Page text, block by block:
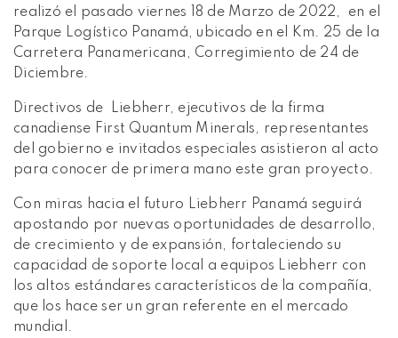
realizó el pasado viernes 18 de Marzo de 2022, en el
Parque Logístico Panamá, ubicado en el Km. 25 de la
Carretera Panamericana, Corregimiento de 24 de
Diciembre.
Directivos de Liebherr, ejecutivos de la firma
canadiense First Quantum Minerals, representantes
del gobierno e invitados especiales asistieron al acto
para conocer de primera mano este gran proyecto.
Con miras hacia el futuro Liebherr Panamá seguirá
apostando por nuevas oportunidades de desarrollo,
de crecimiento y de expansión, fortaleciendo su
capacidad de soporte local a equipos Liebherr con
los altos estándares característicos de la compañía,
que los hace ser un gran referente en el mercado
mundial.